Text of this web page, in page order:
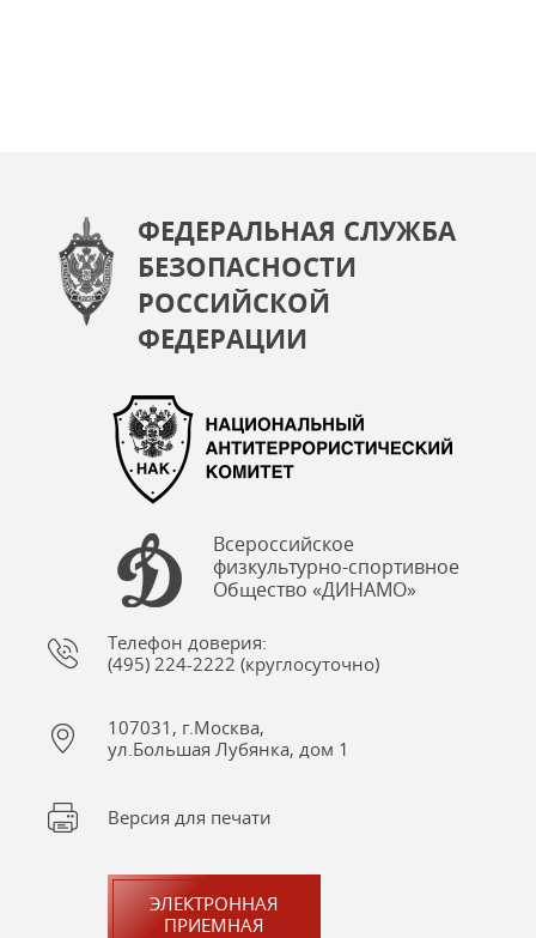
ФЕДЕРАЛЬНАЯ СЛУЖБА
БЕЗОПАСНОСТИ
РОССИЙСКОЙ
ФЕДЕРАЦИИ
Всероссийское
физкультурно-спортивное
Общество «ДИНАМО»
Телефон доверия:
(495) 224-2222 (круглосуточно)
107031, г.Москва,
ул.Большая Лубянка, дом 1
Версия для печати
ЭЛЕКТРОННАЯ
ПРИЕМНАЯ